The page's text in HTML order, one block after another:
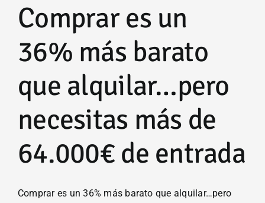
Comprar es un
36% más barato
que alquilar…pero
necesitas más de
64.000€ de entrada
Comprar es un 36% más barato que alquilar…pero